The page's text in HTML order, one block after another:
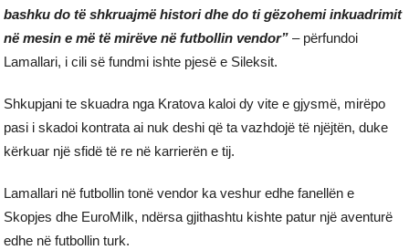
bashku do të shkruajmë histori dhe do ti gëzohemi inkuadrimit
në mesin e më të mirëve në futbollin vendor” – përfundoi
Lamallari, i cili së fundmi ishte pjesë e Sileksit.
Shkupjani te skuadra nga Kratova kaloi dy vite e gjysmë, mirëpo
pasi i skadoi kontrata ai nuk deshi që ta vazhdojë të njëjtën, duke
kërkuar një sfidë të re në karrierën e tij.
Lamallari në futbollin tonë vendor ka veshur edhe fanellën e
Skopjes dhe EuroMilk, ndërsa gjithashtu kishte patur një aventurë
edhe në futbollin turk.